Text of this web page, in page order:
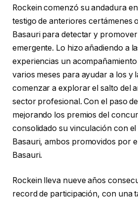
Rockein comenzó su andadura
testigo de anteriores certámenes
Basauri para detectar y
emergente. Lo hizo añadiendo a
experiencias un
varios meses para ayudar a los y
comenzar a explorar el salto del
sector profesional. Con el paso
mejorando los premios del
consolidado su vinculación con
Basauri, ambos promovidos por
Basauri.
Rockein lleva nueve años
record de participación, con una